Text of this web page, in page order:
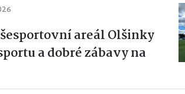
areál Olšinky
a dobré zábavy na